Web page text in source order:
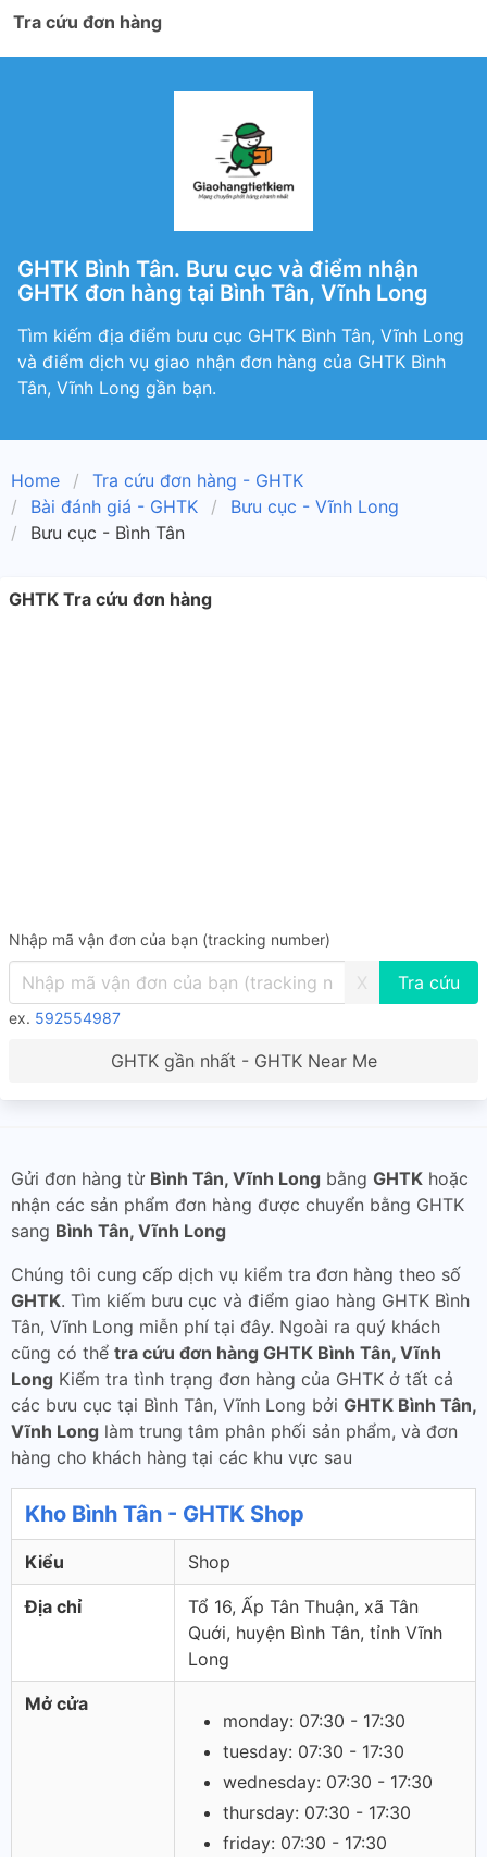
Tra cứu đơn hàng
GHTK Bình Tân. Bưu cục và điểm nhận
GHTK đơn hàng tại Bình Tân, Vĩnh Long
Tìm kiếm địa điểm bưu cục GHTK Bình Tân, Vĩnh Long
và điểm dịch vụ giao nhận đơn hàng của GHTK Bình
Tân, Vĩnh Long gần bạn.
Home
Tra cứu đơn hàng - GHTK
Bài đánh giá - GHTK
Bưu cục - Vĩnh Long
Bưu cục - Bình Tân
GHTK Tra cứu đơn hàng
Nhập mã vận đơn của bạn (tracking number)
X
ex. 592554987
GHTK gần nhất - GHTK Near Me
Gửi đơn hàng từ Bình Tân, Vĩnh Long bằng GHTK hoặc
nhận các sản phẩm đơn hàng được chuyển bằng GHTK
sang Bình Tân, Vĩnh Long
Chúng tôi cung cấp dịch vụ kiểm tra đơn hàng theo số
GHTK. Tìm kiếm bưu cục và điểm giao hàng GHTK Bình
Tân, Vĩnh Long miễn phí tại đây. Ngoài ra quý khách
cũng có thể tra cứu đơn hàng GHTK Bình Tân, Vĩnh
Long Kiểm tra tình trạng đơn hàng của GHTK ở tất cả
các bưu cục tại Bình Tân, Vĩnh Long bởi GHTK Bình Tân,
Vĩnh Long làm trung tâm phân phối sản phẩm, và đơn
hàng cho khách hàng tại các khu vực sau
Kho Bình Tân - GHTK Shop
Kiểu Shop
Địa chỉ
Tổ 16, Ấp Tân Thuận, xã Tân
Quới, huyện Bình Tân, tỉnh Vĩnh
Long
Mở cửa
monday: 07:30 - 17:30
tuesday: 07:30 - 17:30
wednesday: 07:30 - 17:30
thursday: 07:30 - 17:30
friday: 07:30 - 17:30